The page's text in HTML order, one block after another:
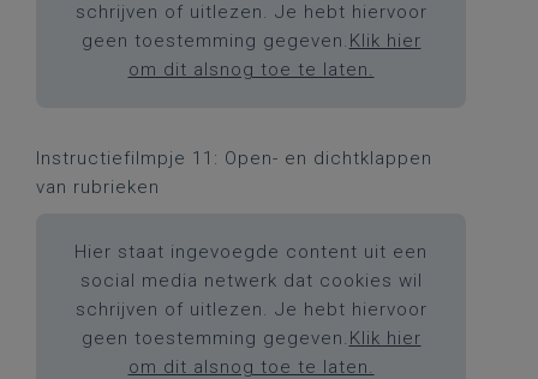
schrijven of uitlezen. Je hebt hiervoor
geen toestemming gegeven. Klik hier
om dit alsnog toe te laten.
Instructiefilmpje 11: Open- en dichtklappen
van rubrieken
Hier staat ingevoegde content uit een
social media netwerk dat cookies wil
schrijven of uitlezen. Je hebt hiervoor
geen toestemming gegeven. Klik hier
om dit alsnog toe te laten.